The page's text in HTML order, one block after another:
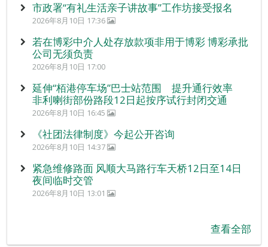
市政署“有礼生活亲子讲故事”工作坊接受报名
2026年8月10日 17:36
若在博彩中介人处存放款项非用于博彩 博彩承批
公司无须负责
2026年8月10日 17:00
延伸“栢港停车场”巴士站范围 提升通行效率
非利喇街部份路段12日起按序试行封闭交通
2026年8月10日 16:45
《社团法律制度》今起公开咨询
2026年8月10日 14:37
紧急维修路面 风顺大马路行车天桥12日至14日
夜间临时交管
2026年8月10日 13:01
查看全部